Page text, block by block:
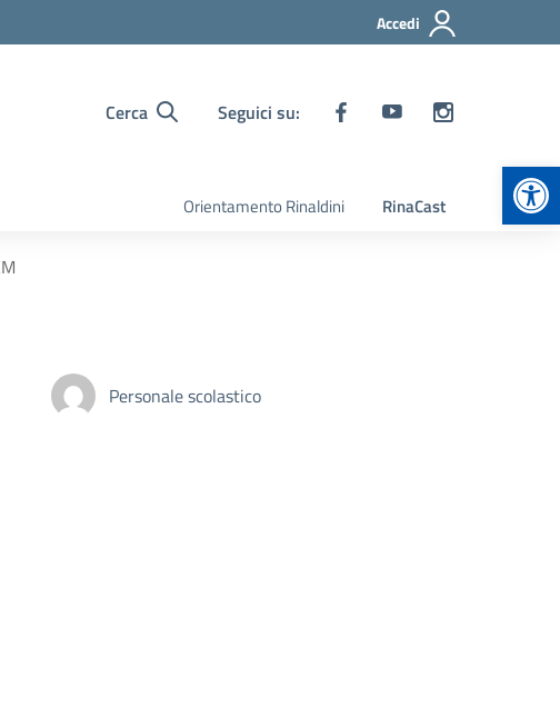
Accedi
Cerca Seguici su:
Orientamento Rinaldini RinaCast
Personale scolastico